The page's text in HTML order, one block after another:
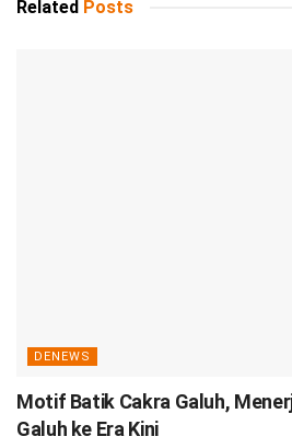
Related Posts
DENEWS
Motif Batik Cakra Galuh,
Galuh ke Era Kini